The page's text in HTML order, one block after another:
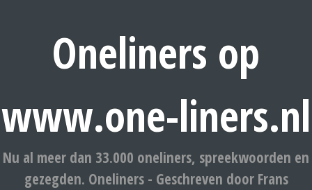
Oneliners op
www.one-liners.nl
Nu al meer dan 33.000 oneliners, spreekwoorden en
gezegden. Oneliners - Geschreven door Frans